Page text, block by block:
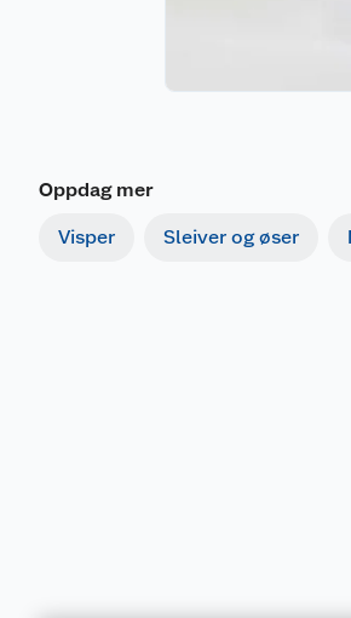
Oppdag mer
Visper Sleiver og øser